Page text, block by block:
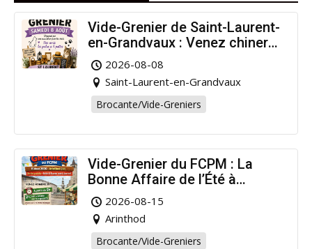
Vide-Grenier de Saint-Laurent-
en-Grandvaux : Venez chiner
pour la bonne cause !
2026-08-08
Saint-Laurent-en-Grandvaux
Brocante/Vide-Greniers
Vide-Grenier du FCPM : La
Bonne Affaire de l’Été à
Arinthod !
2026-08-15
Arinthod
Brocante/Vide-Greniers